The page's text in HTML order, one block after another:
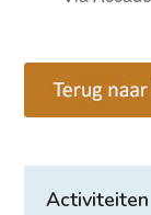
Activiteiten